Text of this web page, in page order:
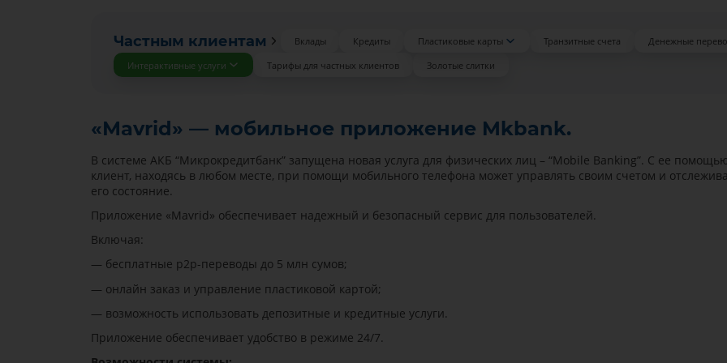
Частным клиентам Вклады Кредиты Пластиковые карты Транзитные счета
Денежные
Интерактивные услуги
Тарифы для частных клиентов Золотые слитки
«Мavrid» — мобильное приложение Mkbank.
В системе АКБ “Микрокредитбанк” запущена новая услуга для физических лиц – “Mobile Banking”. С ее
клиент, находясь в любом месте, при помощи мобильного телефона может управлять своим счетом и
его состояние.
Приложение «Мavrid» обеспечивает надежный и безопасный сервис для пользователей.
Включая:
— бесплатные p2p-переводы до 5 млн сумов;
— онлайн заказ и управление пластиковой картой;
— возможность использовать депозитные и кредитные услуги.
Приложение обеспечивает удобство в режиме 24/7.